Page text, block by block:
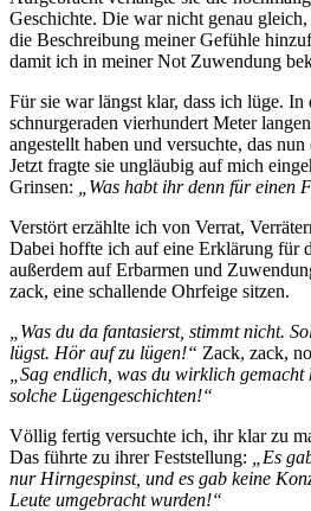
Geschichte. Die war nicht genau
die Beschreibung meiner Gefühle
damit ich in meiner Not Zuwendung
Für sie war längst klar, dass ich lüge. In
schnurgeraden vierhundert Meter
angestellt haben und versuchte, das
Jetzt fragte sie ungläubig auf mich
Grinsen:
„Was habt ihr denn für einen
Verstört erzählte ich von Verrat,
Dabei hoffte ich auf eine Erklärung für
außerdem auf Erbarmen und
zack, eine schallende Ohrfeige sitzen.
„Was du da fantasierst, stimmt nicht.
lügst. Hör auf zu lügen!“ Zack, zack,
„Sag endlich, was du wirklich
solche Lügengeschichten!“
Völlig fertig versuchte ich, ihr klar zu
Das führte zu ihrer Feststellung:
„Es
nur Hirngespinst, und es gab keine
Leute umgebracht wurden!“